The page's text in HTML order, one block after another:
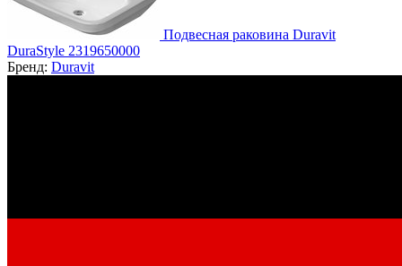
Подвесная раковина Duravit
DuraStyle 2319650000
Бренд: Duravit